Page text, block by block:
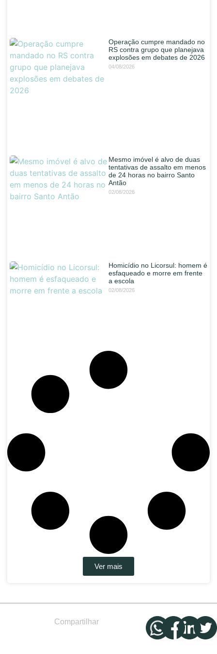
Operação cumpre mandado no
RS contra grupo que planejava
explosões em debates de 2026
04/08/2026
Mesmo imóvel é alvo de duas
tentativas de assalto em menos
de 24 horas no bairro Santo
Antão
02/08/2026
Homicídio no Licorsul: homem é
esfaqueado e morre em frente
a escola
02/08/2026
Ver mais
Compartilhar